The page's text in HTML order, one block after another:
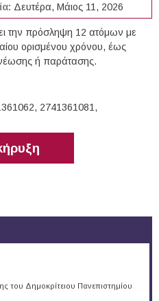
Δευτέρα, Μάιος 11, 2026
την πρόσληψη 12 ατόμων με
ορισμένου χρόνου, έως
ή παράτασης.
2741361081,
του Δημοκρίτειου Πανεπιστημίου